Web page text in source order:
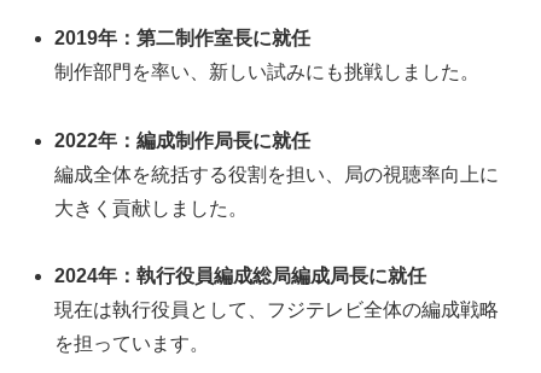
2019年：第二制作室長に就任
制作部門を率い、新しい試みにも挑戦しました。
2022年：編成制作局長に就任
編成全体を統括する役割を担い、局の視聴率向上に
大きく貢献しました。
2024年：執行役員編成総局編成局長に就任
現在は執行役員として、フジテレビ全体の編成戦略
を担っています。